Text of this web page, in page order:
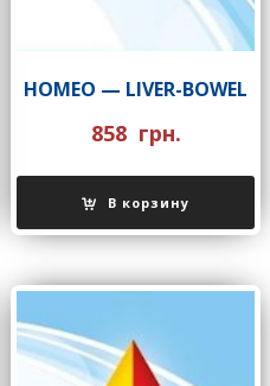
НOMEO — LIVER-BOWEL
858 грн.
В корзину